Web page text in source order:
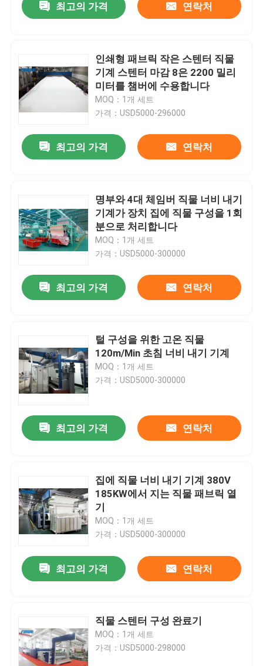
최고의 가격 연락처
인쇄형 패브릭 작은 스텐터 직물
기계 스텐터 마감 8은 2200 밀리
미터를 챔버에 수용합니다
MOQ：1개 세트
가격：USD5000-296000
최고의 가격 연락처
명부와 4대 체임버 직물 너비 내기
기계가 장치 집에 직물 구성을 1회
분으로 처리합니다
MOQ：1개 세트
가격：USD5000-300000
최고의 가격 연락처
털 구성을 위한 고온 직물
120m/Min 초침 너비 내기 기계
MOQ：1개 세트
가격：USD5000-300000
최고의 가격 연락처
집에 직물 너비 내기 기계 380V
185KW에서 지는 직물 패브릭 열
기
MOQ：1개 세트
가격：USD5000-300000
최고의 가격 연락처
직물 스텐터 구성 완료기
MOQ：1개 세트
가격：USD5000-298000